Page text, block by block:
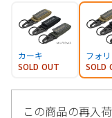
カーキ
SOLD OUT
SOLD
この商品の再入